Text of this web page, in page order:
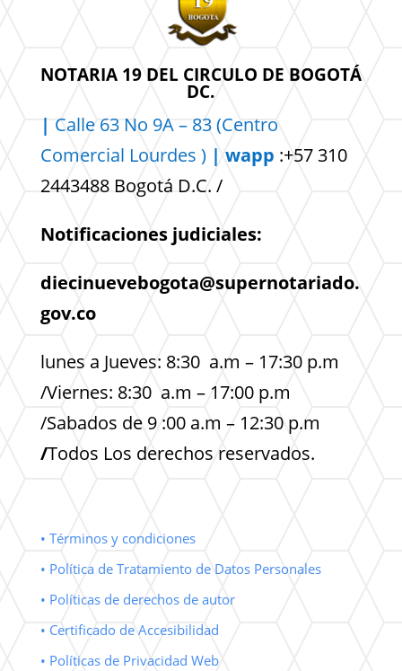
NOTARIA 19 DEL CIRCULO DE BOGOTÁ
DC.
| Calle 63 No 9A – 83 (Centro
Comercial Lourdes ) | wapp :+57 310
2443488 Bogotá D.C. /
Notificaciones judiciales:
diecinuevebogota@supernotariado.
gov.co
lunes a Jueves: 8:30 a.m – 17:30 p.m
/Viernes: 8:30 a.m – 17:00 p.m
/Sabados de 9 :00 a.m – 12:30 p.m
/Todos Los derechos reservados.
• Términos y condiciones
• Política de Tratamiento de Datos Personales
• Políticas de derechos de autor
• Certificado de Accesibilidad
• Políticas de Privacidad Web